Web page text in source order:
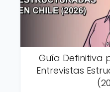
Guía Definitiva
Entrevistas